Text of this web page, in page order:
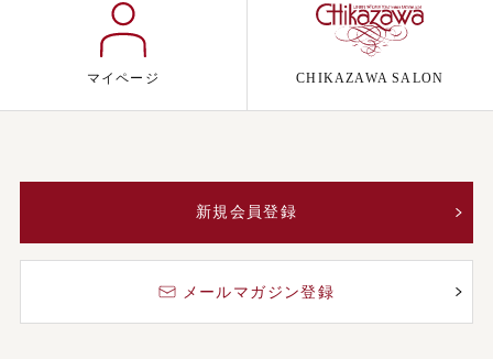
マイページ CHIKAZAWA SALON
新規会員登録
メールマガジン登録